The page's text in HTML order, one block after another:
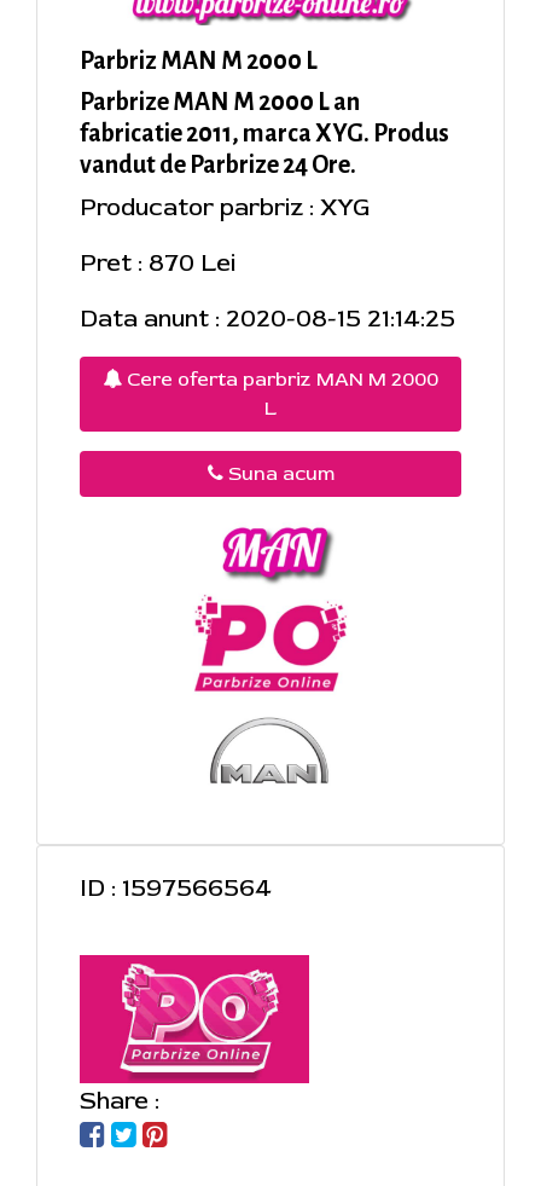
Parbriz MAN M 2000 L
Parbrize MAN M 2000 L an
fabricatie 2011, marca XYG. Produs
vandut de Parbrize 24 Ore.
Producator parbriz : XYG
Pret : 870 Lei
Data anunt : 2020-08-15 21:14:25
Cere oferta parbriz MAN M 2000
L
Suna acum
ID : 1597566564
Share :